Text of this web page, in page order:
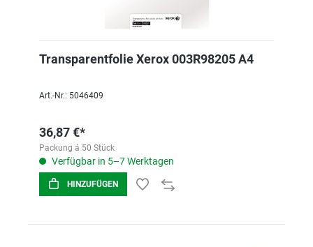
Transparentfolie Xerox 003R98205 A4
Art.-Nr.: 5046409
36,87 €*
Packung á 50 Stück
Verfügbar in 5–7 Werktagen
HINZUFÜGEN